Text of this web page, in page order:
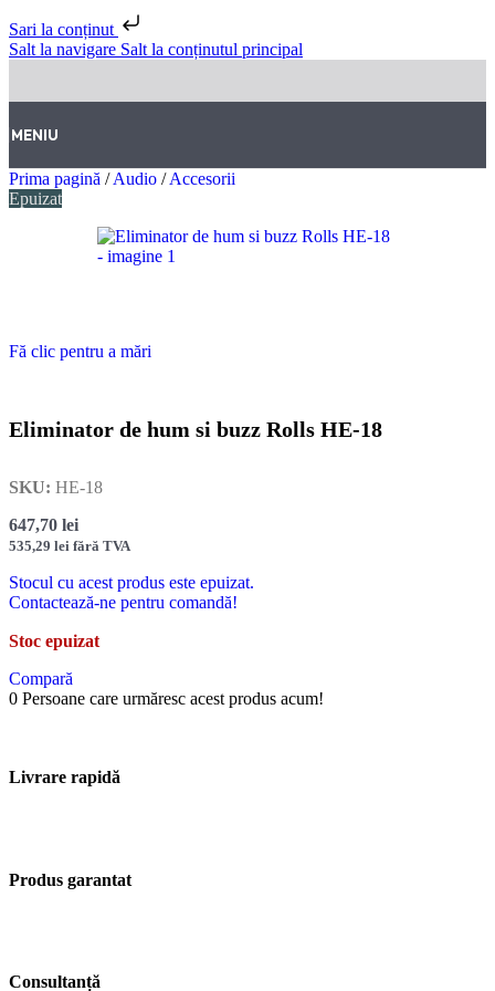
Sari la conținut
Salt la navigare Salt la conținutul principal
MENIU
Prima pagină / Audio / Accesorii
Epuizat
Fă clic pentru a mări
Eliminator de hum si buzz Rolls HE-18
SKU: HE-18
647,70 lei
535,29 lei fără TVA
Stocul cu acest produs este epuizat.
Contactează-ne pentru comandă!
Stoc epuizat
Compară
0 Persoane care urmăresc acest produs acum!
Livrare rapidă
Produs garantat
Consultanță